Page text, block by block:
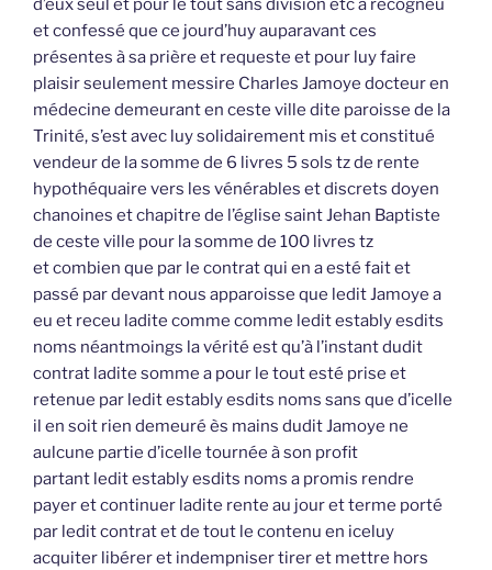
d’eux seul et pour le tout sans division etc a recogneu
et confessé que ce jourd’huy auparavant ces
présentes à sa prière et requeste et pour luy faire
plaisir seulement messire Charles Jamoye docteur en
médecine demeurant en ceste ville dite paroisse de la
Trinité, s’est avec luy solidairement mis et constitué
vendeur de la somme de 6 livres 5 sols tz de rente
hypothéquaire vers les vénérables et discrets doyen
chanoines et chapitre de l’église saint Jehan Baptiste
de ceste ville pour la somme de 100 livres tz
et combien que par le contrat qui en a esté fait et
passé par devant nous apparoisse que ledit Jamoye a
eu et receu ladite comme comme ledit estably esdits
noms néantmoings la vérité est qu’à l’instant dudit
contrat ladite somme a pour le tout esté prise et
retenue par ledit estably esdits noms sans que d’icelle
il en soit rien demeuré ès mains dudit Jamoye ne
aulcune partie d’icelle tournée à son profit
partant ledit estably esdits noms a promis rendre
payer et continuer ladite rente au jour et terme porté
par ledit contrat et de tout le contenu en iceluy
acquiter libérer et indempniser tirer et mettre hors